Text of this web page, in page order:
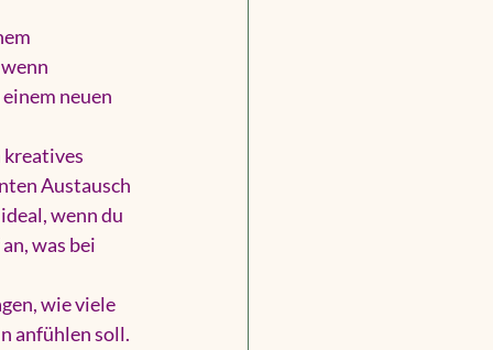
neuen
kreatives
Austausch
wenn du
was bei
wie viele
anfühlen soll.